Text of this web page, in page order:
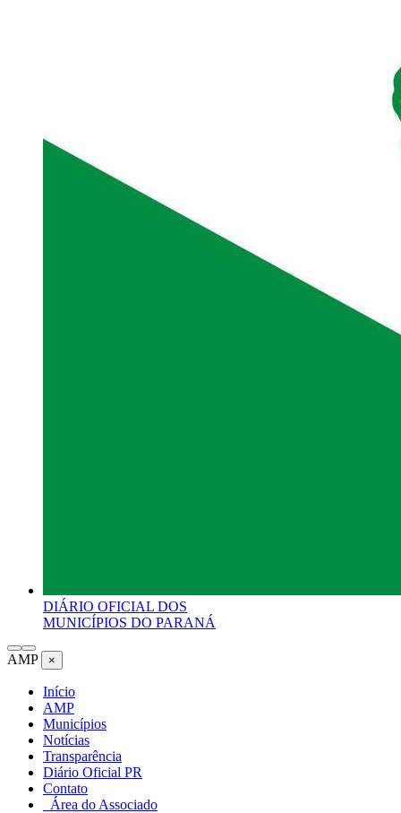
DIÁRIO OFICIAL DOS
MUNICÍPIOS DO PARANÁ
AMP ×
Início
AMP
Municípios
Notícias
Transparência
Diário Oficial PR
Contato
Área do Associado